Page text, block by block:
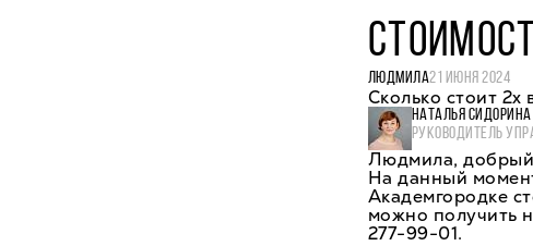
ЛЮДМИЛА21 ИЮНЯ 2024
Сколько стоит 2х
НАТАЛЬЯ СИДОРИНА
РУКОВОДИТЕЛЬ
Людмила,
На данный
Академгородке
можно получить
277-99-01.